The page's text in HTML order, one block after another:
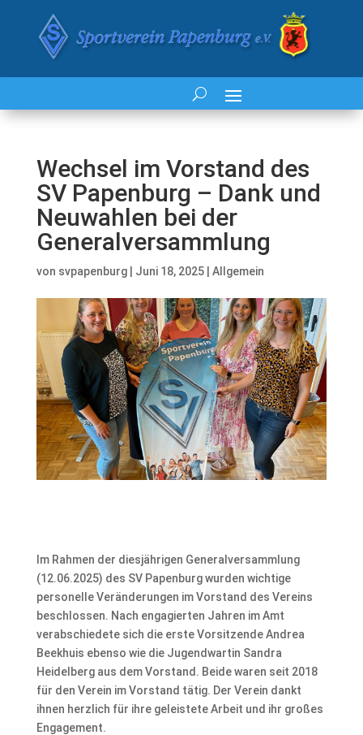
Wechsel im Vorstand des
SV Papenburg – Dank und
Neuwahlen bei der
Generalversammlung
von svpapenburg| Juni 18, 2025| Allgemein
Im Rahmen der diesjährigen Generalversammlung
(12.06.2025) des SV Papenburg wurden wichtige
personelle Veränderungen im Vorstand des Vereins
beschlossen. Nach engagierten Jahren im Amt
verabschiedete sich die erste Vorsitzende Andrea
Beekhuis ebenso wie die Jugendwartin Sandra
Heidelberg aus dem Vorstand. Beide waren seit 2018
für den Verein im Vorstand tätig. Der Verein dankt
ihnen herzlich für ihre geleistete Arbeit und ihr großes
Engagement.